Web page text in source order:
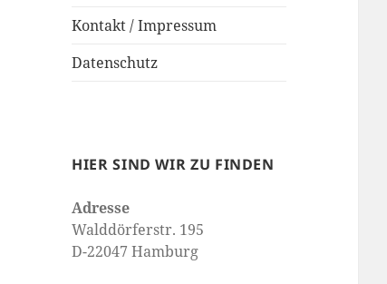
Kontakt / Impressum
Datenschutz
HIER SIND WIR ZU FINDEN
Adresse
Walddörferstr. 195
D-22047 Hamburg